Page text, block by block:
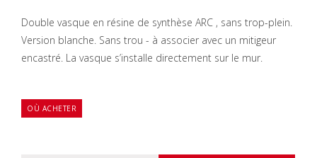
Double vasque en résine de synthèse ARC , sans trop-plein.
Version blanche. Sans trou - à associer avec un mitigeur
encastré. La vasque s’installe directement sur le mur.
OÙ ACHETER